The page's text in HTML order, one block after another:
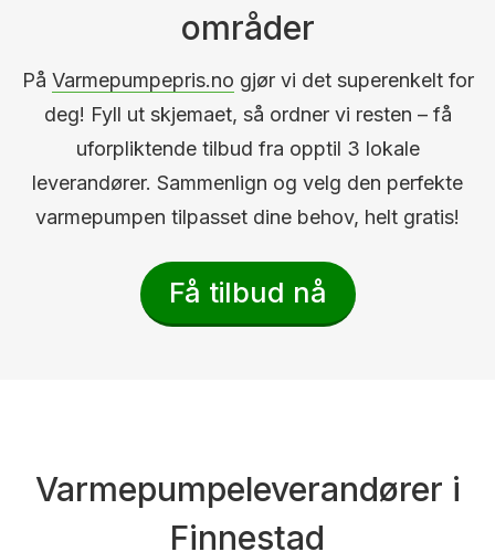
områder
På Varmepumpepris.no gjør vi det superenkelt for
deg! Fyll ut skjemaet, så ordner vi resten – få
uforpliktende tilbud fra opptil 3 lokale
leverandører. Sammenlign og velg den perfekte
varmepumpen tilpasset dine behov, helt gratis!
Få tilbud nå
Varmepumpeleverandører i
Finnestad